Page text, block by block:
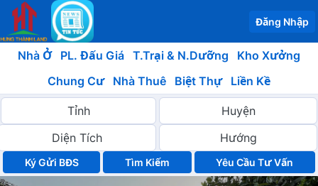
Đăng Nhập
Nhà Ở PL. Đấu Giá T.Trại & N.Dưỡng
Kho Xưởng
Chung Cư
Nhà Thuê Biệt Thự Liền Kề
Ký Gửi BĐS Yêu Cầu Tư Vấn